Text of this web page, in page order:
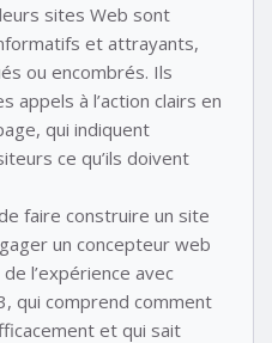
sites Web sont
et attrayants,
ou encombrés. Ils
appels à l’action clairs en
qui indiquent
ce qu’ils doivent
faire construire un site
un concepteur web
l’expérience avec
qui comprend comment
et qui sait